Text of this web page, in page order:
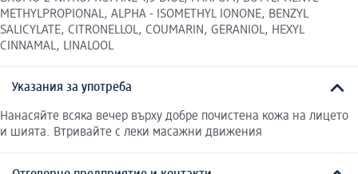
METHYLPROPIONAL, ALPHA - ISOMETHYL IONONE, BENZYL
SALICYLATE, CITRONELLOL, COUMARIN, GERANIOL, HEXYL
CINNAMAL, LINALOOL
Указания за употреба
Нанасяйте всяка вечер върху добре почистена кожа на лицето
и шията. Втривайте с леки масажни движения